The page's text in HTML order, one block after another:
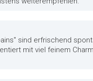
sind erfrischend
mit viel feinem